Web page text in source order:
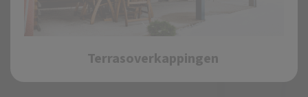
Terrasoverkappingen